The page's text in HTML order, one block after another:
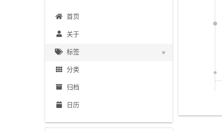
首页
关于
标签
分类
归档
日历